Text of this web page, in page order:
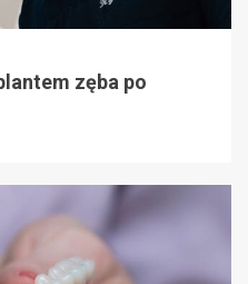
zęba po